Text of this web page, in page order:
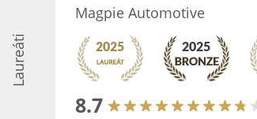
Laureáti
Magpie Automotive
8.7